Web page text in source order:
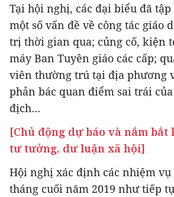
Tại hội nghị, các đại biểu đã
một số vấn đề về công tác giáo
trị thời gian qua; củng cố, kiện
máy Ban Tuyên giáo các cấp;
viên thường trú tại địa phương
phản bác quan điểm sai trái
địch…
[Chủ động dự báo và nắm
tư tưởng, dư luận xã hội]
Hội nghị xác định các nhiệm
tháng cuối năm 2019 như tiếp